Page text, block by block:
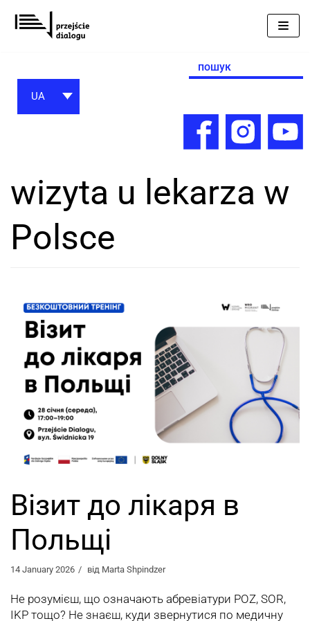
Перейти
до
Search
for:
UA
wizyta u lekarza w
Polsce
Візит до лікаря в
Польщі
14 January 2026 від Marta Shpindzer
Не розумієш, що означають абревіатури POZ, SOR,
IKP тощо? Не знаєш, куди звернутися по медичну